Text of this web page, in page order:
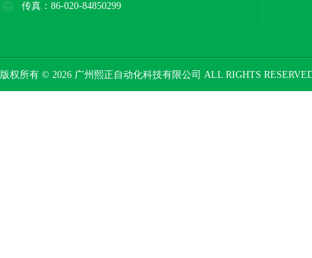
传真：86-020-84850299
版权所有 © 2026 广州熙正自动化科技有限公司 ALL RIGHTS